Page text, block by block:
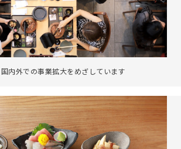
内外での事業拡大をめざしています